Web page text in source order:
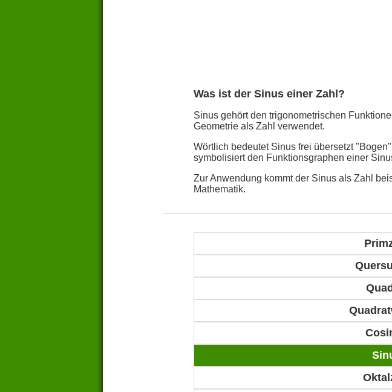
Was ist der Sinus einer Zahl?
Sinus gehört den trigonometrischen
Geometrie als Zahl verwendet.
Wörtlich bedeutet Sinus frei übersetzt
symbolisiert den Funktionsgraphen einer
Zur Anwendung kommt der Sinus als Zahl
Mathematik.